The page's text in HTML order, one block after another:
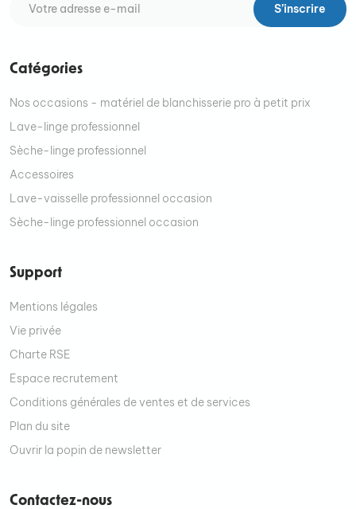
S’inscrire
Catégories
Nos occasions - matériel de blanchisserie pro à petit prix
Lave-linge professionnel
Sèche-linge professionnel
Accessoires
Lave-vaisselle professionnel occasion
Sèche-linge professionnel occasion
Support
Mentions légales
Vie privée
Charte RSE
Espace recrutement
Conditions générales de ventes et de services
Plan du site
Ouvrir la popin de newsletter
Contactez-nous